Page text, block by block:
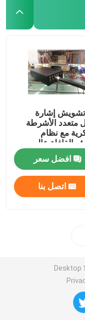
تشويش إشارة
متعدد الأشرطة
مع نظام
القافلة عالي
افضل سعر
اتصل بنا
Desktop